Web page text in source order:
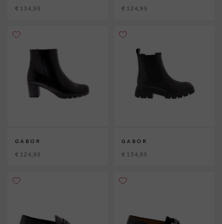
€ 134,95 € 124,95
GABOR
€ 124,95
GABOR
€ 134,95